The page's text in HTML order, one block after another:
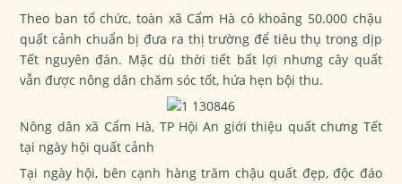
Theo ban tổ chức, toàn xã Cẩm Hà có khoảng 50.000 chậu
quất cảnh chuẩn bị đưa ra thị trường để tiêu thụ trong dịp
Tết nguyên đán. Mặc dù thời tiết bất lợi nhưng cây quất
vẫn được nông dân chăm sóc tốt, hứa hẹn bội thu.
Nông dân xã Cẩm Hà, TP Hội An giới thiệu quất chưng Tết
tại ngày hội quất cảnh
Tại ngày hội, bên cạnh hàng trăm chậu quất đẹp, độc đáo